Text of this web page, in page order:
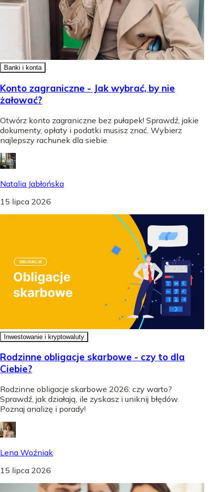
Banki i konta
Konto zagraniczne - Jak wybrać, by nie
żałować?
Otwórz konto zagraniczne bez pułapek! Sprawdź, jakie
dokumenty, opłaty i podatki musisz znać. Wybierz
najlepszy rachunek dla siebie.
Natalia Jabłońska
15 lipca 2026
Inwestowanie i kryptowaluty
Rodzinne obligacje skarbowe - czy to dla
Ciebie?
Rodzinne obligacje skarbowe 2026: czy warto?
Sprawdź, jak działają, ile zyskasz i uniknij błędów.
Poznaj analizę i porady!
Lena Woźniak
15 lipca 2026